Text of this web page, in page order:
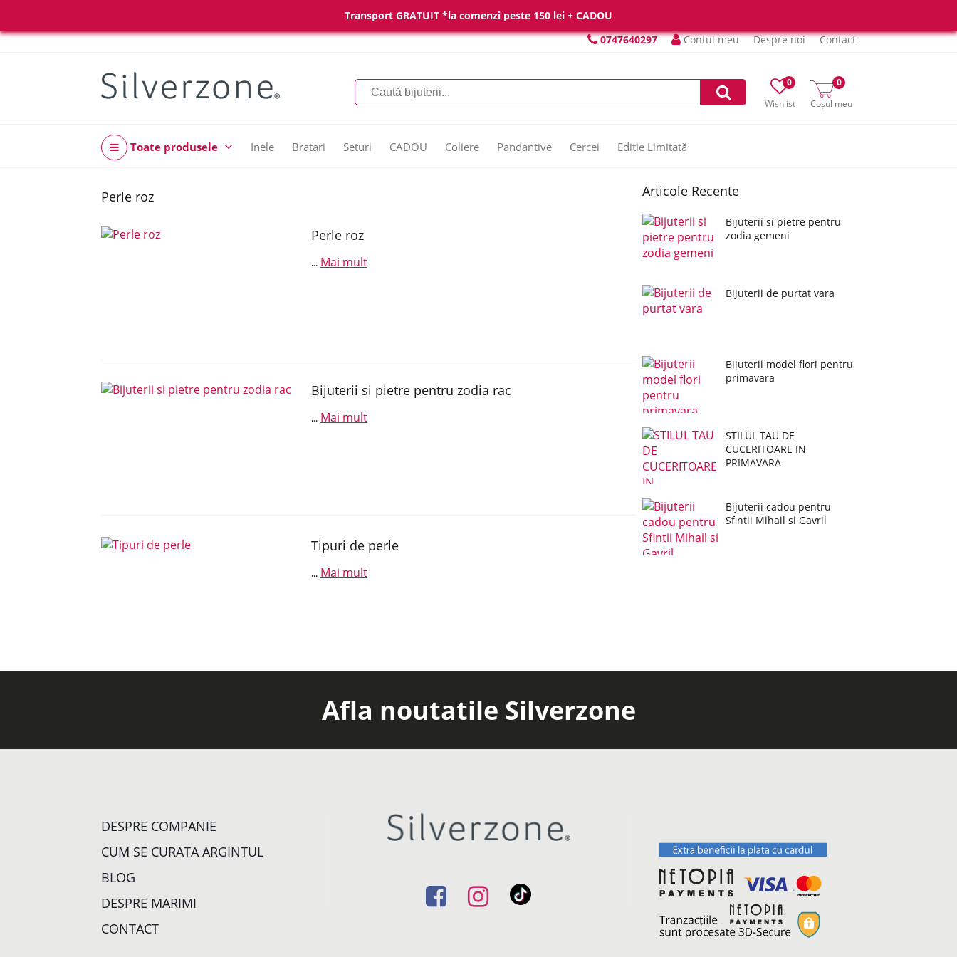
Transport GRATUIT *la comenzi peste 150 lei + CADOU
0747640297
Contul meu Despre noi Contact
Wishlist
0
Coșul meu
0
Toate produsele Inele Bratari Seturi CADOU Coliere Pandantive Cercei Ediție Limitată
Perle roz
Perle roz
... Mai mult
Bijuterii si pietre pentru zodia rac
... Mai mult
Tipuri de perle
... Mai mult
Articole Recente
Bijuterii si pietre pentru
zodia gemeni
Bijuterii de purtat vara
Bijuterii model flori pentru
primavara
STILUL TAU DE
CUCERITOARE IN
PRIMAVARA
Bijuterii cadou pentru
Sfintii Mihail si Gavril
Afla noutatile Silverzone
DESPRE COMPANIE
CUM SE CURATA ARGINTUL
BLOG
DESPRE MARIMI
CONTACT